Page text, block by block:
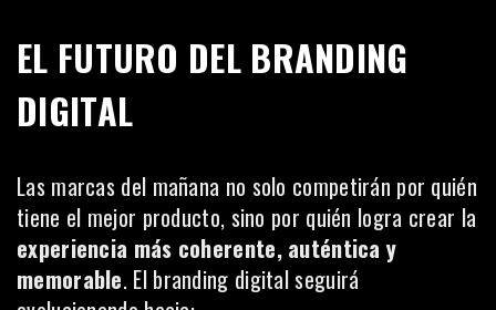
EL FUTURO DEL BRANDING
DIGITAL
Las marcas del mañana no solo competirán por quién
tiene el mejor producto, sino por quién logra crear la
experiencia más coherente, auténtica y
memorable. El branding digital seguirá